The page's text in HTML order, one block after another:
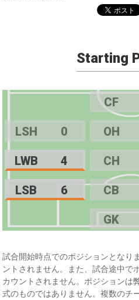
Starting
CF
LSH 0 OH
LWB 4 CH
LSB 6 CB
GK
試合開始時点でのポジションとなり
ントされません。また、試合途中で
カウントされません。ポジションは
式のものではありません。複数のチ